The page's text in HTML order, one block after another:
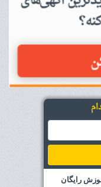
رایگان